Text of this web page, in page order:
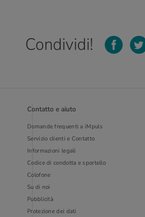
Condividi!
Contatto e aiuto
Domande frequenti a iMpuls
Servizio clienti e Contatto
Informazioni legali
Codice di condotta e sportello
Colofone
Su di noi
Pubblicità
Protezione dei dati